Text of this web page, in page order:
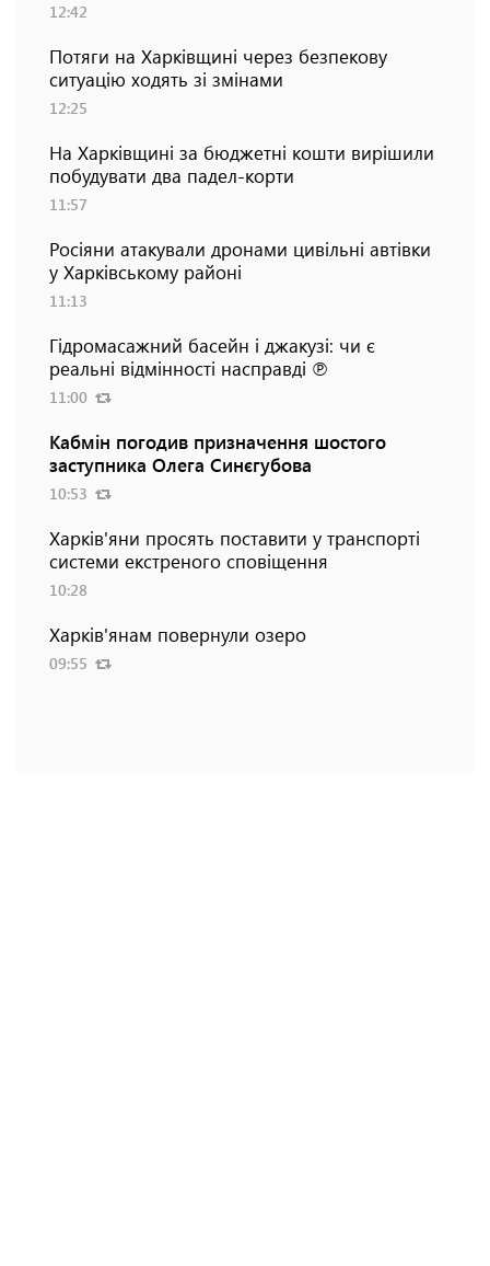
12:42
Потяги на Харківщині через безпекову
ситуацію ходять зі змінами
12:25
На Харківщині за бюджетні кошти вирішили
побудувати два падел-корти
11:57
Росіяни атакували дронами цивільні автівки
у Харківському районі
11:13
Гідромасажний басейн і джакузі: чи є
реальні відмінності насправді ℗
11:00
Кабмін погодив призначення шостого
заступника Олега Синєгубова
10:53
Харків'яни просять поставити у транспорті
системи екстреного сповіщення
10:28
Харків'янам повернули озеро
09:55